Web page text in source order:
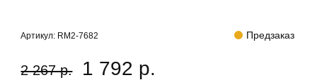
Артикул: RM2-7682 Предзаказ
2 267 р. 1 792 р.